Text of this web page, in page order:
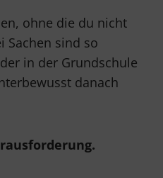
ohne die du nicht
Sachen sind so
in der Grundschule
danach